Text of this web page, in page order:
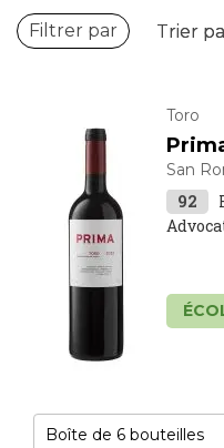
Toro
San
92
Filtrer par Trier
Trier